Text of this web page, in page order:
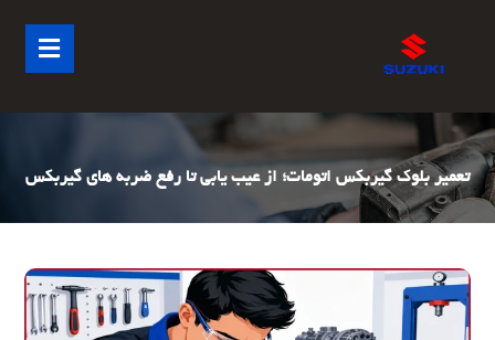
تعمیر بلوک گیربکس اتومات؛ از عیب یابی تا رفع ضربه های گیربکس